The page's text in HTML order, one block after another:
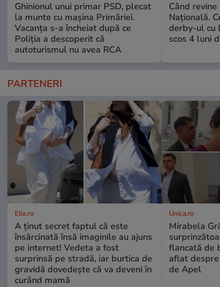
Ghinionul unui primar PSD, plecat
la munte cu mașina Primăriei.
Vacanța s-a încheiat după ce
Poliția a descoperit că
autoturismul nu avea RCA
Când
Națională.
derby-ul cu
scos 4 luni
PARTENERI
Elle.ro
A ținut secret faptul că este
însărcinată însă imaginile au ajuns
pe internet! Vedeta a fost
surprinsă pe stradă, iar burtica de
gravidă dovedește că va deveni în
curând mamă
Unica.ro
Mirabela
flancată de
aflat
de Apel